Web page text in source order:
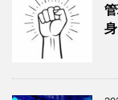
グ
記
ー
身